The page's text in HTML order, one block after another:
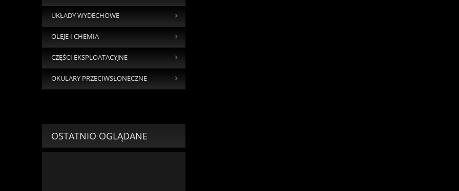
UKŁADY WYDECHOWE
OLEJE I CHEMIA
CZĘŚCI EKSPLOATACYJNE
OKULARY PRZECIWSŁONECZNE
OSTATNIO OGLĄDANE